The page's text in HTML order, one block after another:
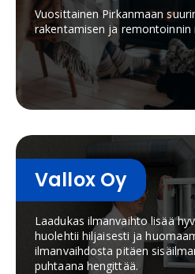
Vuosittainen Pirkanmaan
rakentamisen ja remontoinnin
Vallox Oy
Laadukas ilmanvaihto lisää
huolehtii hiljaisesti ja
ilmanvaihdosta pitäen
puhtaana hengittää.